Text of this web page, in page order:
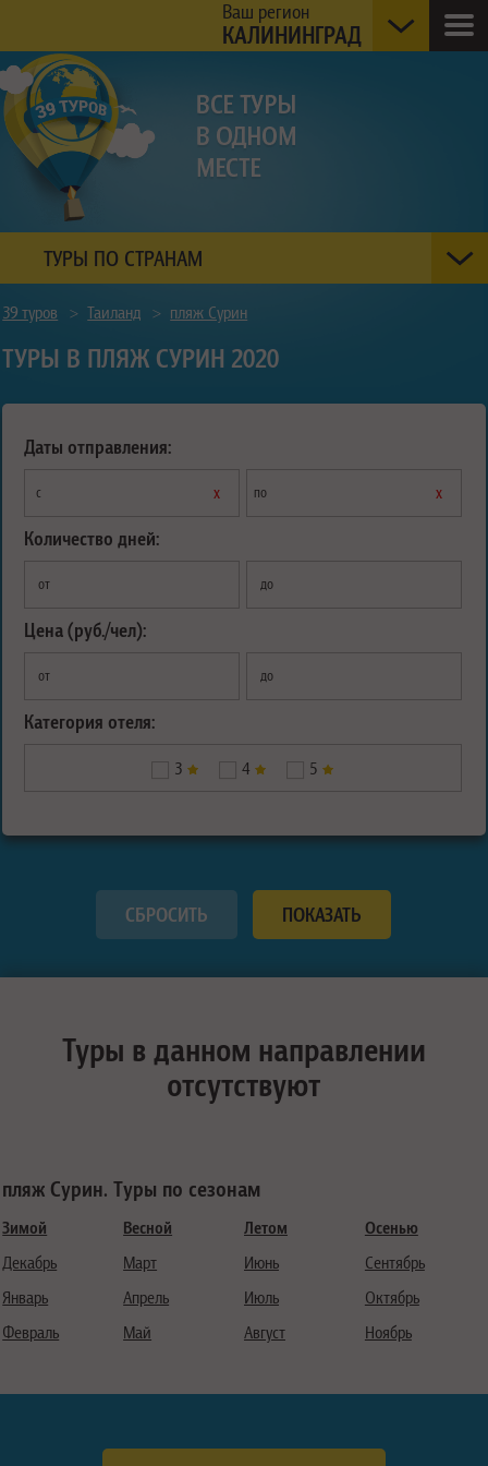
Ваш регион
КАЛИНИНГРАД
ТУРЫ ПО СТРАНАМ
39 туров > Таиланд > пляж Сурин
ТУРЫ В ПЛЯЖ СУРИН 2020
Даты отправления:
с х по х
Количество дней:
от до
Цена (руб./чел):
от до
Категория отеля:
3 4 5
Туры в данном направлении
отсутствуют
пляж Сурин. Туры по сезонам
Зимой
Декабрь
Январь
Февраль
Весной
Март
Апрель
Май
Летом
Июнь
Июль
Август
Осенью
Сентябрь
Октябрь
Ноябрь